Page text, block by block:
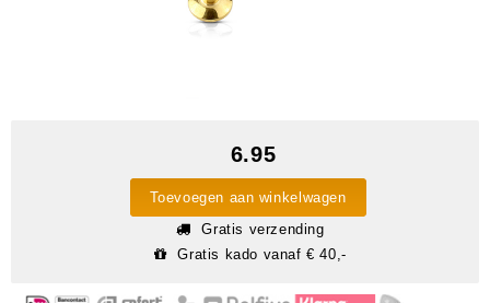
6.95
Toevoegen aan winkelwagen
Gratis verzending
Gratis kado vanaf € 40,-